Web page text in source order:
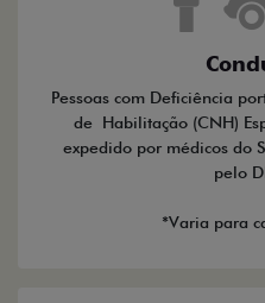
Pessoas com Deficiência
de Habilitação (CNH)
expedido por médicos do
pelo
*Varia para